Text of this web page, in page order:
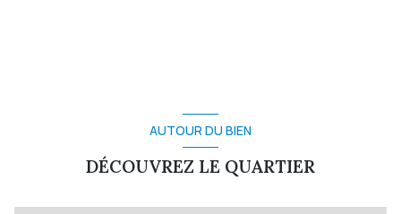
AUTOUR DU BIEN
DÉCOUVREZ LE QUARTIER